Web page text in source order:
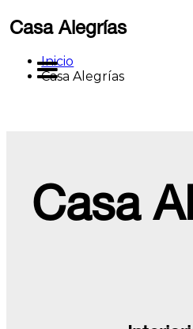
Saltar
al
contenido
Casa Alegrías
Inicio
Casa Alegrías
Casa
MENU